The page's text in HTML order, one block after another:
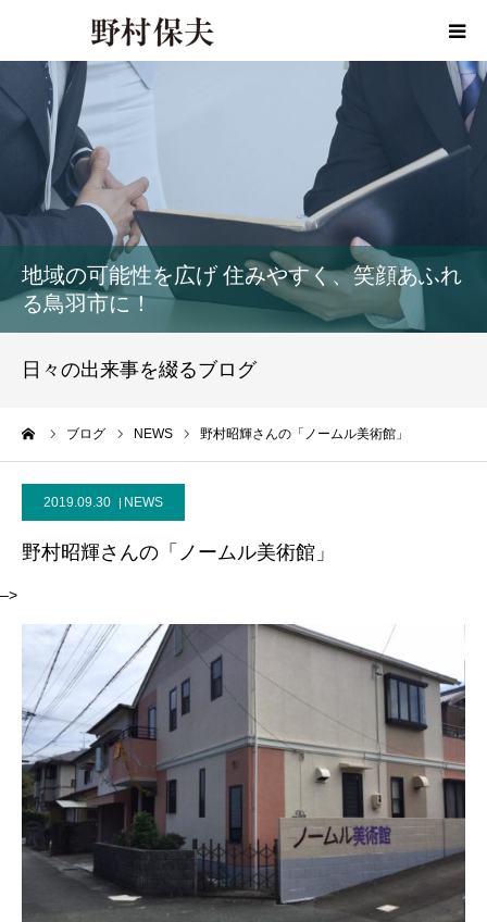
地域の可能性を広げ 住みやすく、笑顔あふれ
る鳥羽市に！
日々の出来事を綴るブログ
ブログ NEWS 野村昭輝さんの「ノームル美術館」
2019.09.30 NEWS
野村昭輝さんの「ノームル美術館」
–>
HOME
プロフィール
政策
活動報告
お問い合わせ